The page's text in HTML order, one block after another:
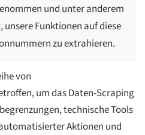
und unter anderem
Funktionen auf diese
zu extrahieren.
von
um das Daten-Scraping
technische Tools
Aktionen und